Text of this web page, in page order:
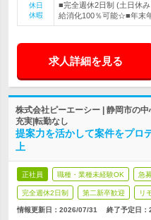
休日
休暇
■完全週休2日制 (土日休
給消化100％可能☆■年末
求人詳細を見る
株式会社ピーエーシー | 静岡市の
充実|転勤なし
提案力を活かして案件をプロ
上
正社員 職種・業種未経験OK 急
完全週休2日制 第二新卒歓迎 リ
情報更新日：2026/07/31 終了予定日：